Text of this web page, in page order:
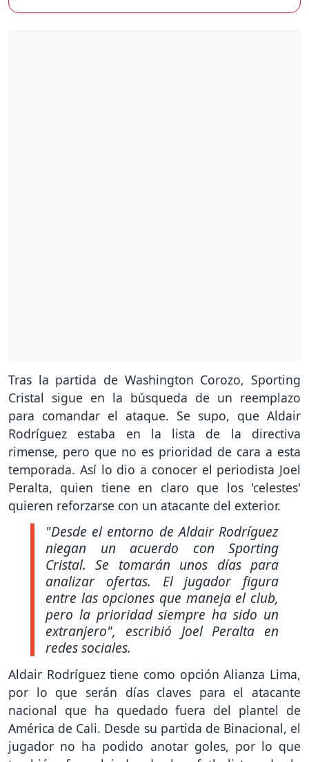
Tras la partida de Washington Corozo, Sporting
Cristal sigue en la búsqueda de un reemplazo
para comandar el ataque. Se supo, que Aldair
Rodríguez estaba en la lista de la directiva
rimense, pero que no es prioridad de cara a esta
temporada. Así lo dio a conocer el periodista Joel
Peralta, quien tiene en claro que los 'celestes'
quieren reforzarse con un atacante del exterior.
"Desde el entorno de Aldair Rodríguez
niegan un acuerdo con Sporting
Cristal. Se tomarán unos días para
analizar ofertas. El jugador figura
entre las opciones que maneja el club,
pero la prioridad siempre ha sido un
extranjero", escribió Joel Peralta en
redes sociales.
Aldair Rodríguez tiene como opción Alianza Lima,
por lo que serán días claves para el atacante
nacional que ha quedado fuera del plantel de
América de Cali. Desde su partida de Binacional, el
jugador no ha podido anotar goles, por lo que